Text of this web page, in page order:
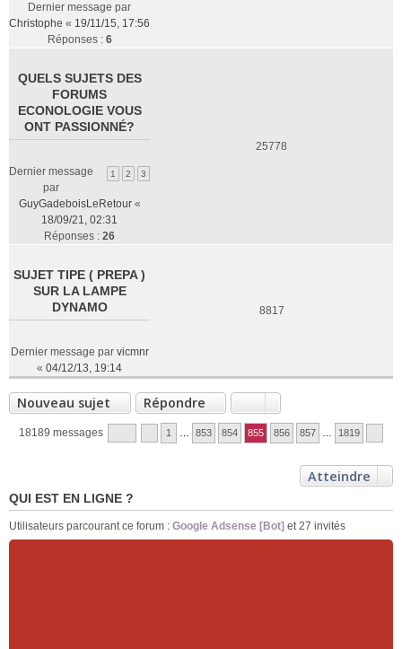
Dernier message par
Christophe « 19/11/15, 17:56
Réponses : 6
QUELS SUJETS DES
FORUMS
ECONOLOGIE VOUS
ONT PASSIONNÉ?
1 2 3
Dernier message
par
GuyGadeboisLeRetour«
18/09/21, 02:31
Réponses : 26
25778
SUJET TIPE ( PREPA )
SUR LA LAMPE
DYNAMO
Dernier message par vicmnr
« 04/12/13, 19:14
8817
Nouveau sujet Répondre
18189 messages 1 853 854 855 856 857 1819
Atteindre
QUI EST EN LIGNE ?
Utilisateurs parcourant ce forum : Google Adsense [Bot] et 27 invités